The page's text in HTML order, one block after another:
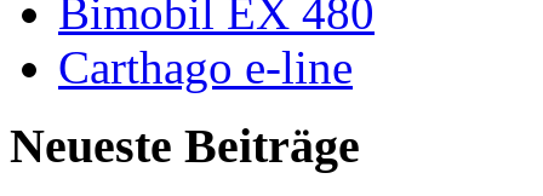
Bimobil EX 480
Carthago e-line
Neueste Beiträge